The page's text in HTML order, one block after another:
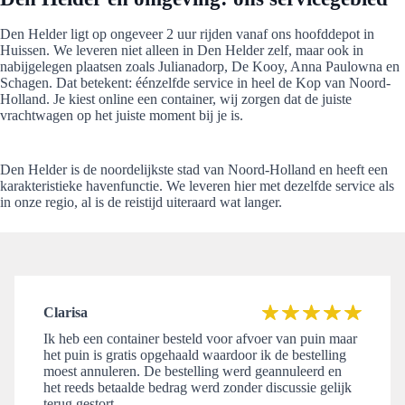
Den Helder ligt op ongeveer 2 uur rijden vanaf ons hoofddepot in
Huissen. We leveren niet alleen in Den Helder zelf, maar ook in
nabijgelegen plaatsen zoals Julianadorp, De Kooy, Anna Paulowna en
Schagen. Dat betekent: éénzelfde service in heel de Kop van Noord-
Holland. Je kiest online een container, wij zorgen dat de juiste
vrachtwagen op het juiste moment bij je is.
Den Helder is de noordelijkste stad van Noord-Holland en heeft een
karakteristieke havenfunctie. We leveren hier met dezelfde service als
in onze regio, al is de reistijd uiteraard wat langer.
Clarisa
Ik heb een container besteld voor afvoer van puin maar
het puin is gratis opgehaald waardoor ik de bestelling
moest annuleren. De bestelling werd geannuleerd en
het reeds betaalde bedrag werd zonder discussie gelijk